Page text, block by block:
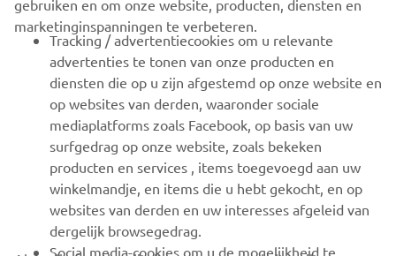
VOOR BEDRIJVEN
MEER YAMAHA
ONDERSTEUNING
NIEUWSBRIEF
Wees de eerste die meer te weten komt over de nieuwste deals,
speciale evenementen, nieuwe producten en nog veel meer
gebruiken en om onze website, producten, diensten en
marketinginspanningen te verbeteren.
Tracking / advertentiecookies om u relevante
advertenties te tonen van onze producten en
diensten die op u zijn afgestemd op onze website en
op websites van derden, waaronder sociale
mediaplatforms zoals Facebook, op basis van uw
surfgedrag op onze website, zoals bekeken
producten en services , items toegevoegd aan uw
winkelmandje, en items die u hebt gekocht, en op
websites van derden en uw interesses afgeleid van
dergelijk browsegedrag.
Social media-cookies om u de mogelijkheid te